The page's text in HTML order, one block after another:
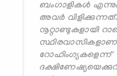
ബംഗാളികള്‍
അവര്‍
നൂറ്റാണ്ടുകളായി
സ്ഥിരവാസികളാണ്
റോഹിംഗ്യകളെന്ന്